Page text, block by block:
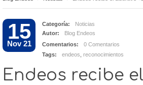
TECNOLOGÍA
15
Nov 21
Categoría:
Noticias
Autor:
Blog Endeos
Comentarios:
0 Comentarios
Tags:
endeos reconocimientos
Endeos recibe el